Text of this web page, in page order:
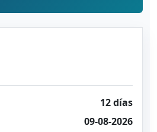
12 días
09-08-2026